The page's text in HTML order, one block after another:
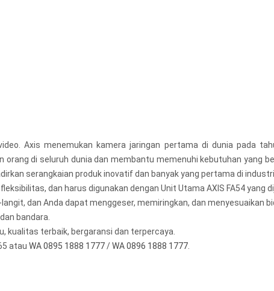
Axis menemukan kamera jaringan pertama di dunia pada
di seluruh dunia dan membantu memenuhi kebutuhan yang
serangkaian produk inovatif dan banyak yang pertama di industri.
dan harus digunakan dengan Unit Utama AXIS FA54 yang
dan Anda dapat menggeser, memiringkan, dan menyesuaikan
bandara.
kualitas terbaik, bergaransi dan terpercaya.
atau WA 0895 1888 1777/WA 0896 1888 1777